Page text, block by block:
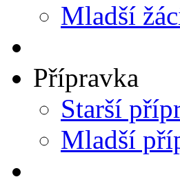
Mladší
Přípravka
Starší
Mladší